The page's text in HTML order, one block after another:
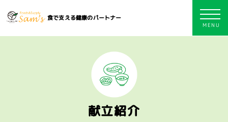
食で支える健康のパートナー
献立紹介